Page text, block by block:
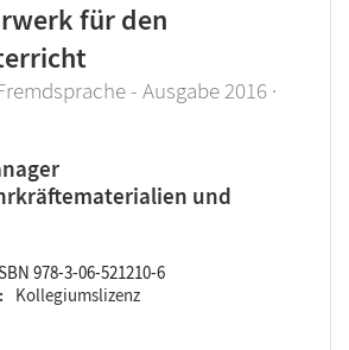
für den
- Ausgabe 2016 ·
und
978-3-06-521210-6
Kollegiumslizenz